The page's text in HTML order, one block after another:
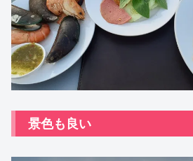
景色も良い